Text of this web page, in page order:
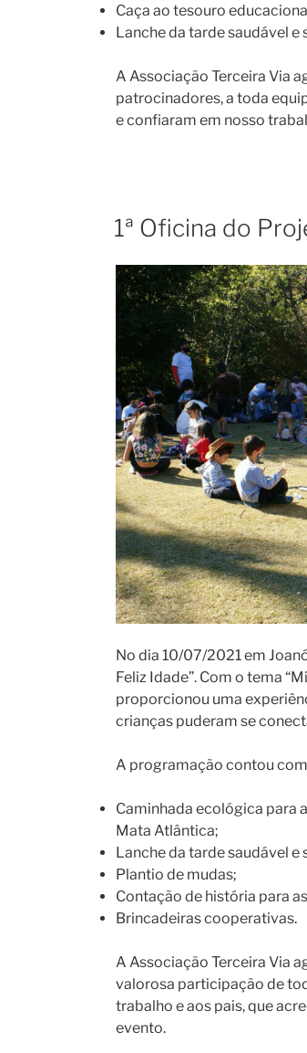
Caça ao tesouro
Lanche da tarde saudável e
A Associação Terceira Via
patrocinadores, a toda
e confiaram em nosso
1ª Oficina do
No dia 10/07/2021 em
Feliz Idade”. Com o tema
proporcionou uma
crianças puderam se
A programação contou
Caminhada ecológica para
Mata Atlântica;
Lanche da tarde saudável e
Plantio de mudas;
Contação de história para
Brincadeiras cooperativas.
A Associação Terceira Via
valorosa participação de
trabalho e aos pais, que
evento.